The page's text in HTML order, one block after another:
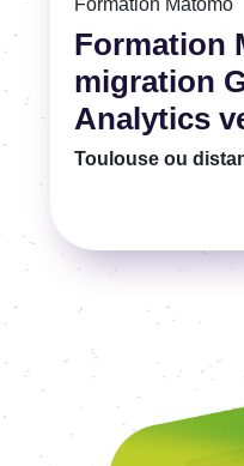
Formation Matomo
Formation
migration
Analytics
Toulouse ou